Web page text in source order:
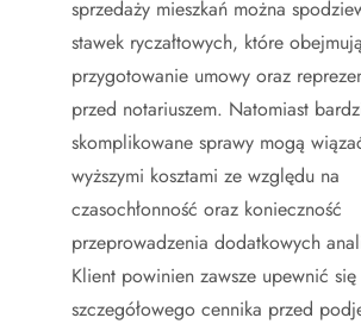
sprzedaży mieszkań można
stawek ryczałtowych, które obejmują
przygotowanie umowy oraz
przed notariuszem. Natomiast
skomplikowane sprawy mogą
wyższymi kosztami ze względu na
czasochłonność oraz konieczność
przeprowadzenia dodatkowych
Klient powinien zawsze upewnić
szczegółowego cennika przed